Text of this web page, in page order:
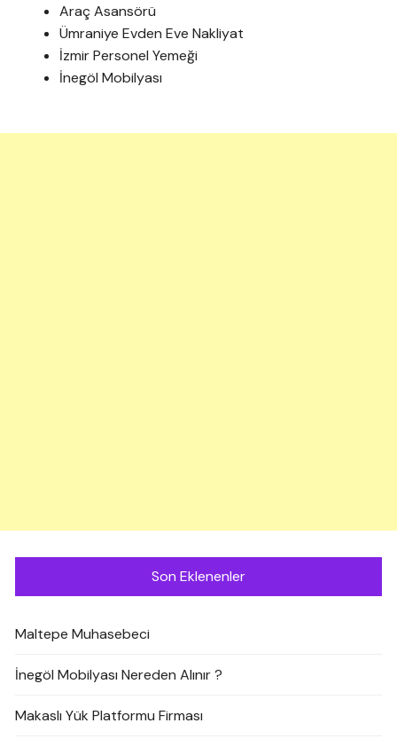
Araç Asansörü
Ümraniye Evden Eve Nakliyat
İzmir Personel Yemeği
İnegöl Mobilyası
Son Eklenenler
Maltepe Muhasebeci
İnegöl Mobilyası Nereden Alınır ?
Makaslı Yük Platformu Firması